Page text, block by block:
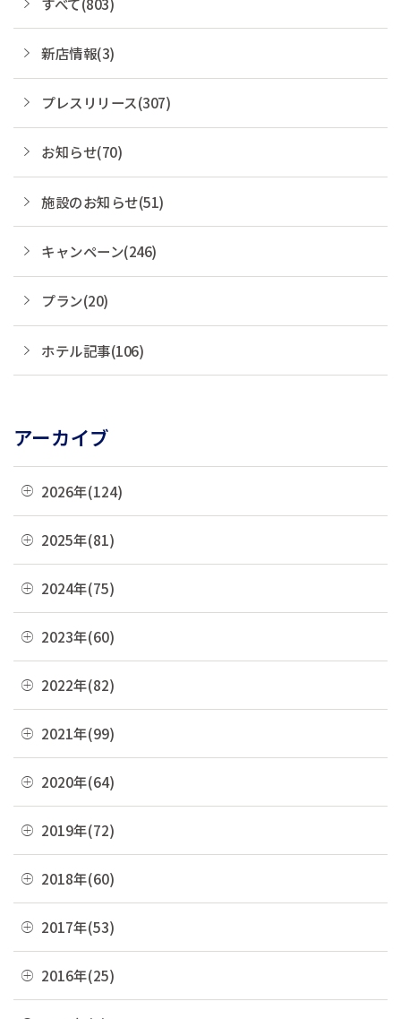
新店情報(3)
プレスリリース(307)
お知らせ(70)
施設のお知らせ(51)
キャンペーン(246)
プラン(20)
ホテル記事(106)
アーカイブ
2026年(124)
08月(3)
07月(21)
05月(13)
04月(10)
03月(36)
01月(13)
2025年(81)
12月(8)
11月(22)
09月(3)
08月(4)
07月(7)
05月(6)
04月(4)
03月(7)
02月(10)
01月(4)
2024年(75)
12月(4)
11月(6)
09月(4)
08月(6)
07月(6)
05月(9)
04月(5)
03月(8)
2023年(60)
12月(4)
11月(3)
09月(8)
08月(4)
07月(4)
05月(10)
04月(2)
03月(8)
2022年(82)
12月(8)
11月(5)
09月(8)
08月(4)
07月(10)
05月(6)
2021年(99)
12月(9)
11月(7)
09月(5)
08月(4)
07月(8)
2020年(64)
12月(2)
11月(8)
09月(4)
08月(4)
07月(5)
2019年(72)
12月(7)
11月(9)
09月(6)
2018年(60)
12月(7)
11月(2)
2017年(53)
12月(2)
11月(4)
2016年(25)